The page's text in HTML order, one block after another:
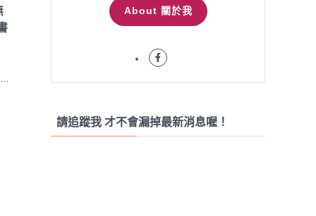
About 關於我
請追蹤我 才不會漏掉最新消息喔！